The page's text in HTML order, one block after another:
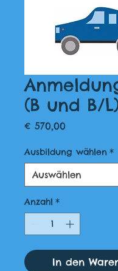
(B und B/
€ 570,00
Ausbildung wählen *
Anzahl *
In den